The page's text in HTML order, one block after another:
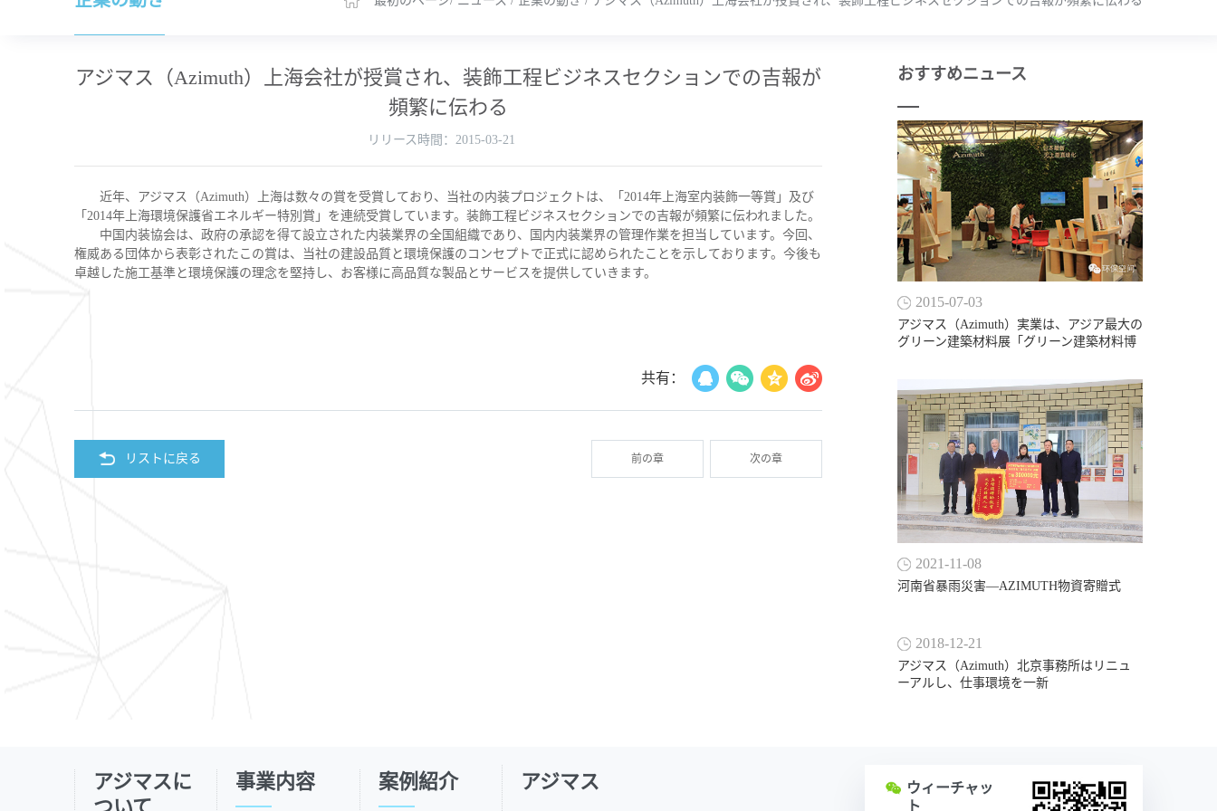
アジマス（Azimuth）上海会社が授賞され、装飾工程ビジネスセクションでの吉報が
頻繁に伝わる
リリース時間：2015-03-21
近年、アジマス（Azimuth）上海は数々の賞を受賞しており、当社の内装プロジェクトは、「2014年上海室内装飾一等賞」及び
「2014年上海環境保護省エネルギー特別賞」を連続受賞しています。装飾工程ビジネスセクションでの吉報が頻繁に伝われました。
中国内装協会は、政府の承認を得て設立された内装業界の全国組織であり、国内内装業界の管理作業を担当しています。今回、
権威ある団体から表彰されたこの賞は、当社の建設品質と環境保護のコンセプトで正式に認められたことを示しております。今後も
卓越した施工基準と環境保護の理念を堅持し、お客様に高品質な製品とサービスを提供していきます。
共有：
リストに戻る 前の章 次の章
おすすめニュース
2015-07-03
アジマス（Azimuth）実業は、アジア最大の
グリーン建築材料展「グリーン建築材料博
2021-11-08
河南省暴雨災害―AZIMUTH物資寄贈式
2018-12-21
アジマス（Azimuth）北京事務所はリニュ
ーアルし、仕事環境を一新
アジマスに
事業内容 案例紹介 アジマス
ウィーチャッ
ト